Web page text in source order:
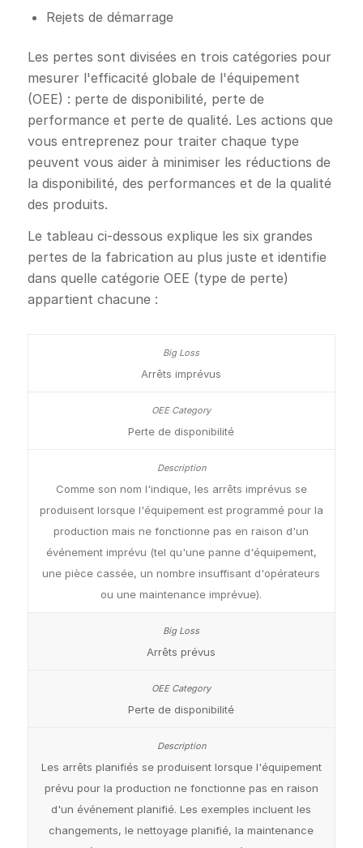
Rejets de démarrage
Les pertes sont divisées en trois catégories pour
mesurer l'efficacité globale de l'équipement
(OEE) : perte de disponibilité, perte de
performance et perte de qualité. Les actions que
vous entreprenez pour traiter chaque type
peuvent vous aider à minimiser les réductions de
la disponibilité, des performances et de la qualité
des produits.
Le tableau ci-dessous explique les six grandes
pertes de la fabrication au plus juste et identifie
dans quelle catégorie OEE (type de perte)
appartient chacune :
Arrêts imprévus
Perte de disponibilité
Comme son nom l'indique, les arrêts imprévus se
produisent lorsque l'équipement est programmé pour la
production mais ne fonctionne pas en raison d'un
événement imprévu (tel qu'une panne d'équipement,
une pièce cassée, un nombre insuffisant d'opérateurs
ou une maintenance imprévue).
Arrêts prévus
Perte de disponibilité
Les arrêts planifiés se produisent lorsque l'équipement
prévu pour la production ne fonctionne pas en raison
d'un événement planifié. Les exemples incluent les
changements, le nettoyage planifié, la maintenance